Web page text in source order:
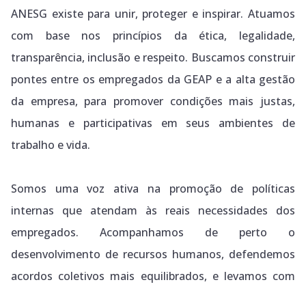
ANESG existe para unir, proteger e inspirar. Atuamos
com base nos princípios da ética, legalidade,
transparência, inclusão e respeito. Buscamos construir
pontes entre os empregados da GEAP e a alta gestão
da empresa, para promover condições mais justas,
humanas e participativas em seus ambientes de
trabalho e vida.
Somos uma voz ativa na promoção de políticas
internas que atendam às reais necessidades dos
empregados. Acompanhamos de perto o
desenvolvimento de recursos humanos, defendemos
acordos coletivos mais equilibrados, e levamos com